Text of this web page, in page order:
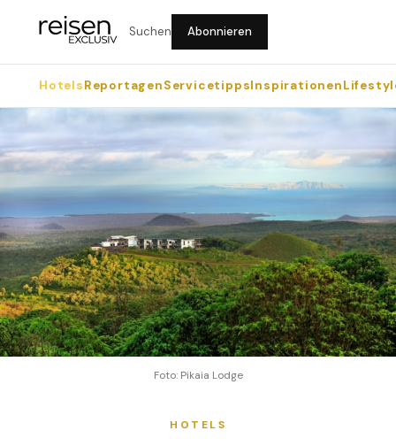
Suchen Abonnieren
HotelsReportagenServicetippsInspirationen
Foto: Pikaia Lodge
HOTELS